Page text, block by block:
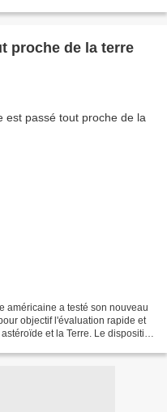
proche de la terre
américaine a testé son nouveau
objectif l'évaluation rapide et
et la Terre. Le dispositif